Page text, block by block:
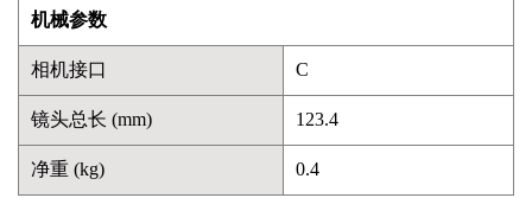
机械参数
相机接口 C
镜头总长 (mm) 123.4
净重 (kg) 0.4